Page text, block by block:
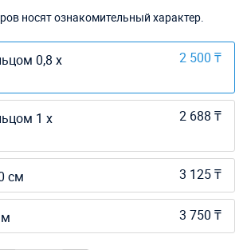
носят ознакомительный характер.
0,8 х
2 500 ₸
1 х
2 688 ₸
см 3 125 ₸
3 750 ₸